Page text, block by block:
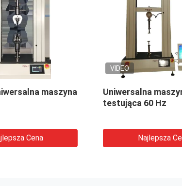
maszyna
Cena
VIDEO
Uniwersalna
testująca 60 Hz
Najlepsza